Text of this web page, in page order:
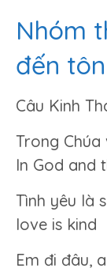
Nhóm
đến
Câu Kinh
Trong
In God and
Tình yêu là
love is kind
Em đi đâu,